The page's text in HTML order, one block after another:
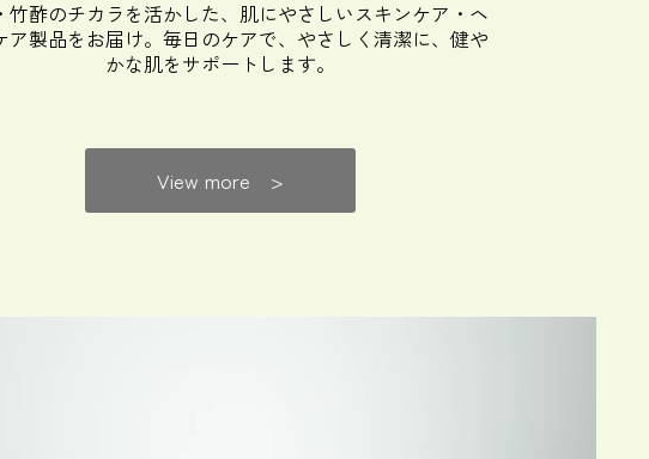
竹酢のチカラを活かした、肌にやさしいスキンケア・ヘ
ア製品をお届け。毎日のケアで、やさしく清潔に、健や
かな肌をサポートします。
View more >